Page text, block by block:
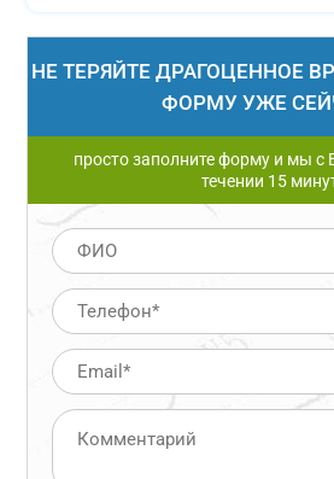
НЕ ТЕРЯЙТЕ ДРАГОЦЕННОЕ
ФОРМУ УЖЕ
просто заполните форму и мы
течении 15